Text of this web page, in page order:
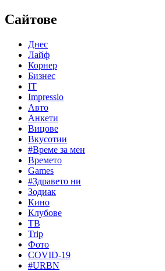
Сайтове
Днес
Лайф
Корнер
Бизнес
IT
Impressio
Авто
Анкети
Вицове
Вкусотии
#Време за мен
Времето
Games
#Здравето ни
Зодиак
Кино
Клубове
ТВ
Trip
Фото
COVID-19
#URBN